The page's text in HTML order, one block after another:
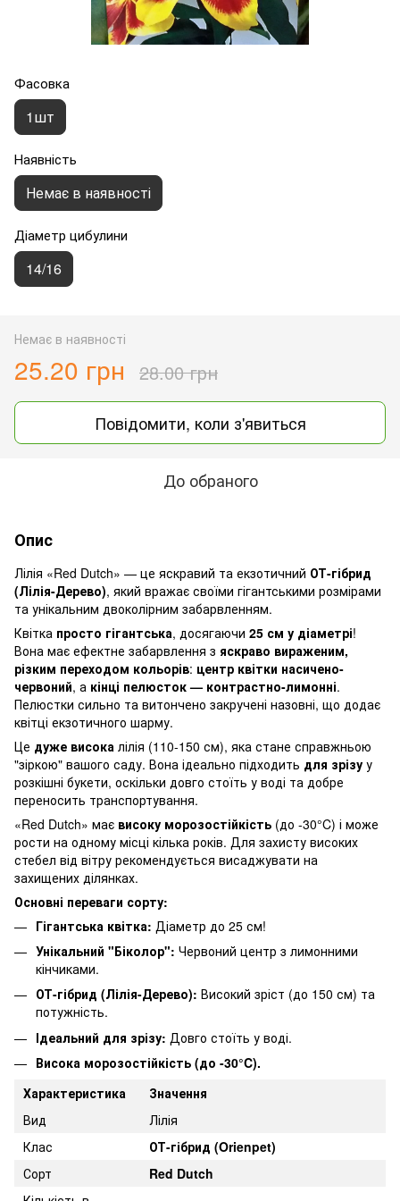
Фасовка
1шт
Наявність
Немає в наявності
Діаметр цибулини
14/16
Немає в наявності
25.20 грн 28.00 грн
Повідомити, коли з'явиться
До обраного
Опис
Лілія «Red Dutch» — це яскравий та екзотичний ОТ-гібрид
(Лілія-Дерево), який вражає своїми гігантськими розмірами
та унікальним двоколірним забарвленням.
Квітка просто гігантська, досягаючи 25 см у діаметрі!
Вона має ефектне забарвлення з яскраво вираженим,
різким переходом кольорів: центр квітки насичено-
червоний, а кінці пелюсток — контрастно-лимонні.
Пелюстки сильно та витончено закручені назовні, що додає
квітці екзотичного шарму.
Це дуже висока лілія (110-150 см), яка стане справжньою
"зіркою" вашого саду. Вона ідеально підходить для зрізу у
розкішні букети, оскільки довго стоїть у воді та добре
переносить транспортування.
«Red Dutch» має високу морозостійкість (до -30°C) і може
рости на одному місці кілька років. Для захисту високих
стебел від вітру рекомендується висаджувати на
захищених ділянках.
Основні переваги сорту:
Гігантська квітка: Діаметр до 25 см!
Унікальний "Біколор": Червоний центр з лимонними
кінчиками.
ОТ-гібрид (Лілія-Дерево): Високий зріст (до 150 см) та
потужність.
Ідеальний для зрізу: Довго стоїть у воді.
Висока морозостійкість (до -30°C).
Характеристика
Значення
Вид
Лілія
Клас
ОТ-гібрид (Orienpet)
Сорт
Red Dutch